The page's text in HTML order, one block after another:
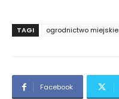
TAGI ogrodnictwo miejskie
Facebook